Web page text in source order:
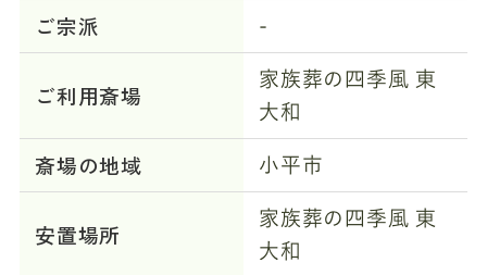
ご宗派 -
ご利用斎場
家族葬の四季風 東
大和
斎場の地域 小平市
安置場所
家族葬の四季風 東
大和